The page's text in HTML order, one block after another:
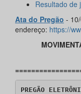
Resultado de
Ata do Pregão -
endereço: https://
PREGÃO